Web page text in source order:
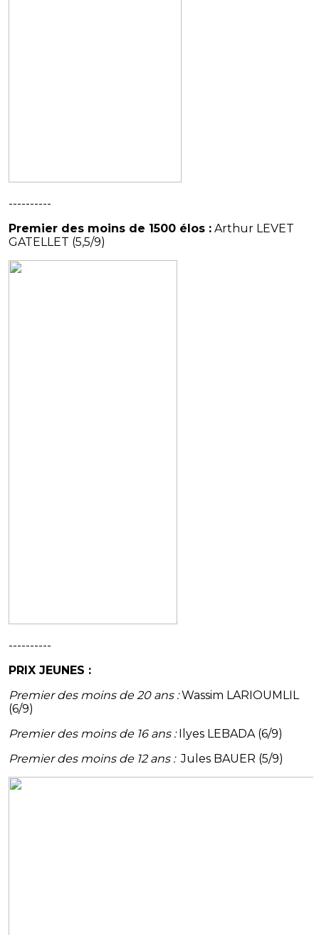
----------
Premier des moins de 1500 élos : Arthur LEVET
GATELLET (5,5/9)
----------
PRIX JEUNES :
Premier des moins de 20 ans :Wassim LARIOUMLIL
(6/9)
Premier des moins de 16 ans :Ilyes LEBADA (6/9)
Premier des moins de 12 ans : Jules BAUER (5/9)